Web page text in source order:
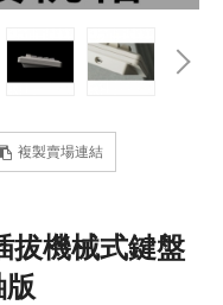
複製賣場連結
拔機械式鍵盤